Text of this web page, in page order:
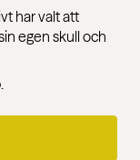
har valt att
egen skull och